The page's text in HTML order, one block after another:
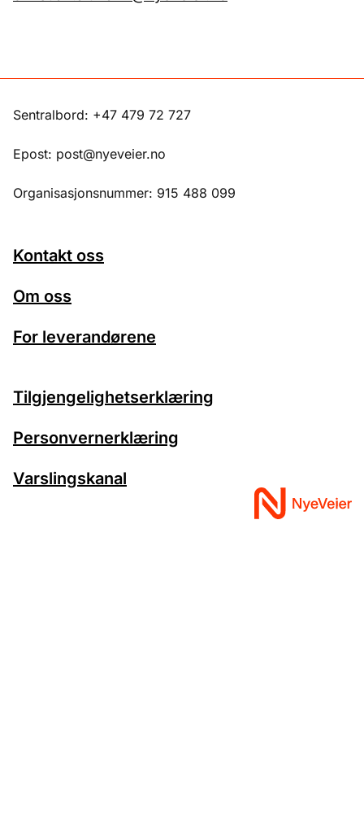
Sentralbord: +47 479 72 727
Epost: post@nyeveier.no
Organisasjonsnummer: 915 488 099
Kontakt oss
Om oss
For leverandørene
Tilgjengelighetserklæring
Personvernerklæring
Varslingskanal